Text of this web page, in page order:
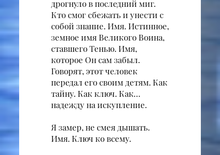
дрогнуло в последний миг.
Кто смог сбежать и унести с
собой знание. Имя. Истинное,
земное имя Великого Воина,
ставшего Тенью. Имя,
которое Он сам забыл.
Говорят, этот человек
передал его своим детям. Как
тайну. Как ключ. Как…
надежду на искупление.
Я замер, не смея дышать.
Имя. Ключ ко всему.